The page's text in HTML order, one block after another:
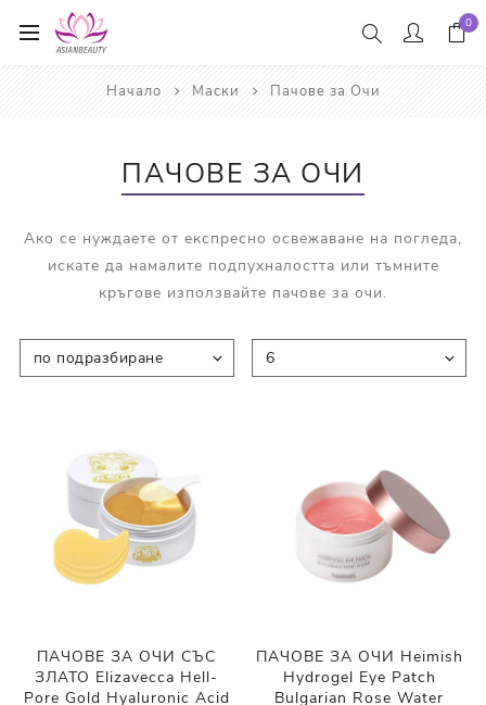
0
Начало Маски Пачове за Очи
ПАЧОВЕ ЗА ОЧИ
Ако се нуждаете от експресно освежаване на погледа,
искате да намалите подпухналостта или тъмните
кръгове използвайте пачове за очи.
ПАЧОВЕ ЗА ОЧИ СЪС
ЗЛАТО Elizavecca Hell-
Pore Gold Hyaluronic Acid
ПАЧОВЕ ЗА ОЧИ Heimish
Hydrogel Eye Patch
Bulgarian Rose Water